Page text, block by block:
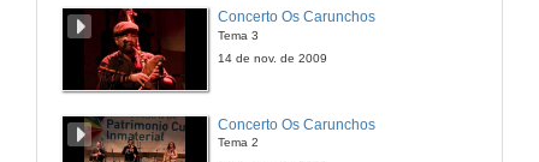
Concerto Os Carunchos
Tema 3
14 de nov. de 2009
Concerto Os Carunchos
Tema 2